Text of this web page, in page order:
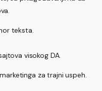
teksta.
visokog DA.
za trajni uspeh.